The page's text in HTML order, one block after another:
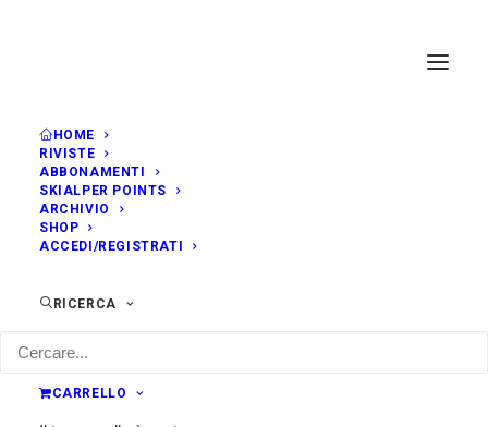
HOME
RIVISTE
ABBONAMENTI
SKIALPER POINTS
ARCHIVIO
SHOP
ACCEDI/REGISTRATI
RICERCA
CARRELLO
GIUGNO, 2019
DOM
30 TRAIL DEL GRIFONE
(Domenica) 9:30